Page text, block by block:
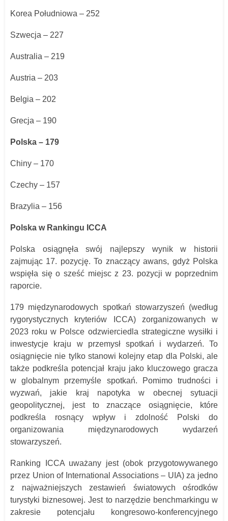
Korea Południowa – 252
Szwecja – 227
Australia – 219
Austria – 203
Belgia – 202
Grecja – 190
Polska – 179
Chiny – 170
Czechy – 157
Brazylia – 156
Polska w Rankingu ICCA
Polska osiągnęła swój najlepszy wynik w historii
zajmując 17. pozycję. To znaczący awans, gdyż Polska
wspięła się o sześć miejsc z 23. pozycji w poprzednim
raporcie.
179 międzynarodowych spotkań stowarzyszeń (według
rygorystycznych kryteriów ICCA) zorganizowanych w
2023 roku w Polsce odzwierciedla strategiczne wysiłki i
inwestycje kraju w przemysł spotkań i wydarzeń. To
osiągnięcie nie tylko stanowi kolejny etap dla Polski, ale
także podkreśla potencjał kraju jako kluczowego gracza
w globalnym przemyśle spotkań. Pomimo trudności i
wyzwań, jakie kraj napotyka w obecnej sytuacji
geopolitycznej, jest to znaczące osiągnięcie, które
podkreśla rosnący wpływ i zdolność Polski do
organizowania międzynarodowych wydarzeń
stowarzyszeń.
Ranking ICCA uważany jest (obok przygotowywanego
przez Union of International Associations – UIA) za jedno
z najważniejszych zestawień światowych ośrodków
turystyki biznesowej. Jest to narzędzie benchmarkingu w
zakresie potencjału kongresowo-konferencyjnego